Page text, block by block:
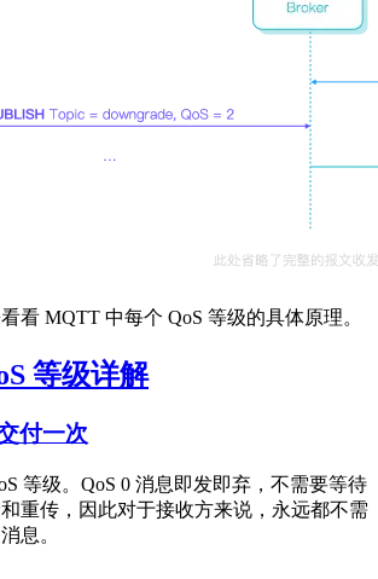
看 MQTT 中每个 QoS 等级的具体原理。
等级详解
付一次
等级。QoS 0 消息即发即弃，不需要等待
重传，因此对于接收方来说，永远都不需
息。